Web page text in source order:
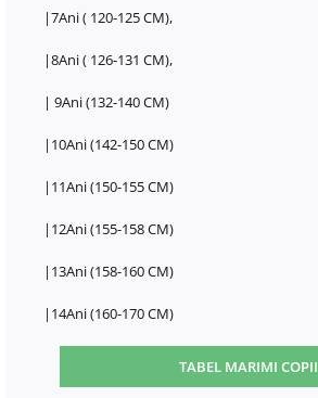
|7Ani ( 120-125 CM),
|8Ani ( 126-131 CM),
| 9Ani (132-140 CM)
|10Ani (142-150 CM)
|11Ani (150-155 CM)
|12Ani (155-158 CM)
|13Ani (158-160 CM)
|14Ani (160-170 CM)
TABEL MARIMI COPII